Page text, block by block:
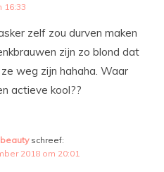
16:33
zelf zou durven maken
zijn zo blond dat
weg zijn hahaha. Waar
actieve kool??
schreef:
2018 om 20:01